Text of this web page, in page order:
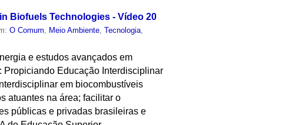
Biofuels Technologies - Vídeo 20
O Comum, Meio Ambiente,Tecnologia,
e estudos avançados em
Propiciando Educação Interdisciplinar
em biocombustíveis
atuantes na área; facilitar o
públicas e privadas brasileiras e